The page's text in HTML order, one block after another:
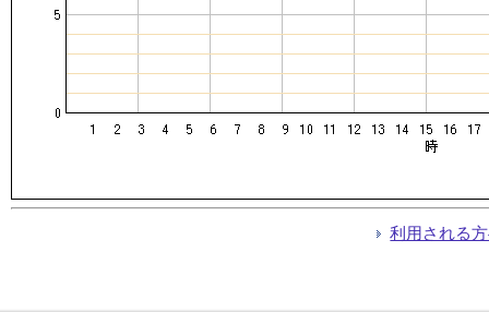
利用される